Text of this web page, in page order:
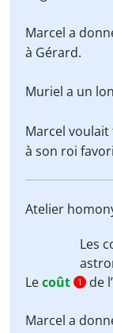
Marcel a
à Gérard.
Muriel a un
Marcel
à son roi
Atelier
Les
Lecoût 1 de
Marcel a